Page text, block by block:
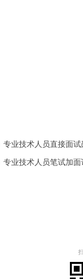
岗
7
业技术人员直接面
业技术人员笔试加